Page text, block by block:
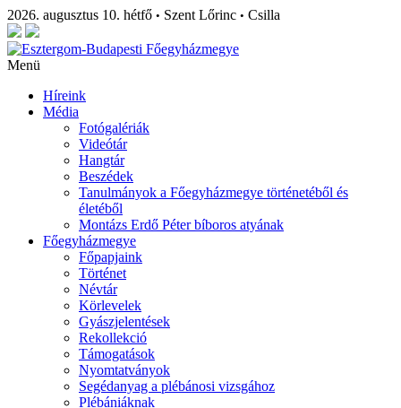
2026. augusztus 10. hétfő • Szent Lőrinc • Csilla
Menü
Híreink
Média
Fotógalériák
Videótár
Hangtár
Beszédek
Tanulmányok a Főegyházmegye történetéből és
életéből
Montázs Erdő Péter bíboros atyának
Főegyházmegye
Főpapjaink
Történet
Névtár
Körlevelek
Gyászjelentések
Rekollekció
Támogatások
Nyomtatványok
Segédanyag a plébánosi vizsgához
Plébániáknak